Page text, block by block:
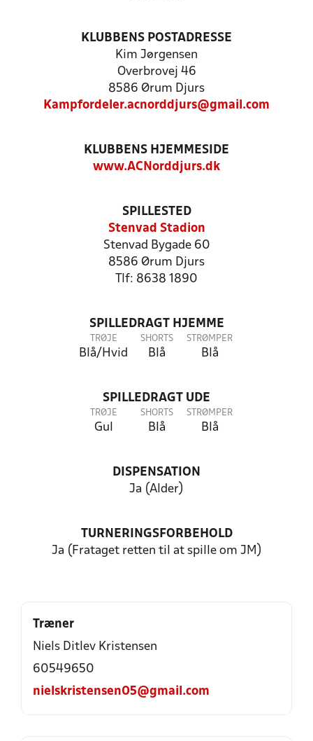
KLUBBENS POSTADRESSE
Kim Jørgensen
Overbrovej 46
8586 Ørum Djurs
Kampfordeler.acnorddjurs@gmail.com
KLUBBENS HJEMMESIDE
www.ACNorddjurs.dk
SPILLESTED
Stenvad Stadion
Stenvad Bygade 60
8586 Ørum Djurs
Tlf: 8638 1890
SPILLEDRAGT HJEMME
TRØJE
Blå/Hvid
SHORTS
Blå
STRØMPER
Blå
SPILLEDRAGT UDE
TRØJE
Gul
SHORTS
Blå
STRØMPER
Blå
DISPENSATION
Ja (Alder)
TURNERINGSFORBEHOLD
Ja (Frataget retten til at spille om JM)
Træner
Niels Ditlev Kristensen
60549650
nielskristensen05@gmail.com